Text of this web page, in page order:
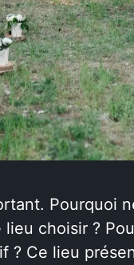
Pourquoi
choisir ?
? Ce lieu